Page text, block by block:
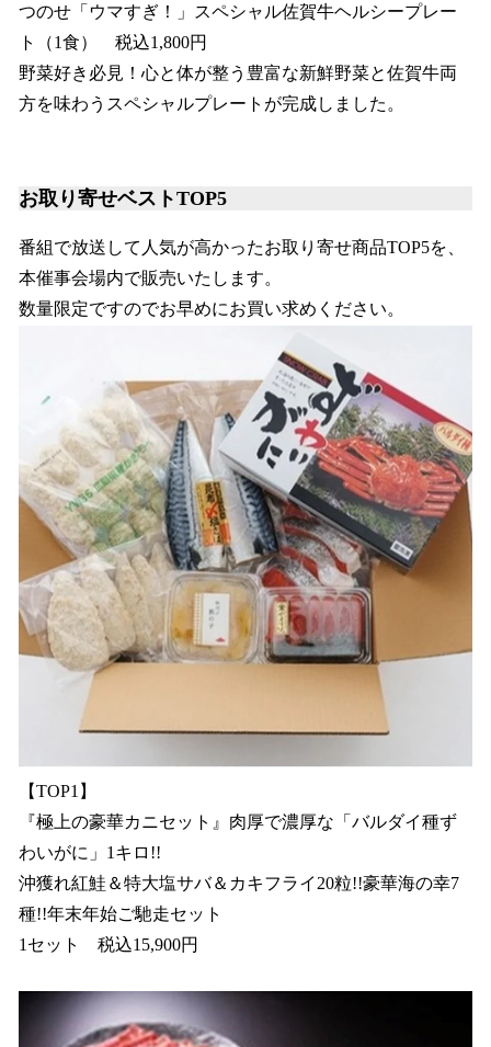
つのせ「ウマすぎ！」スペシャル佐賀牛ヘルシープレー
ト（1食） 税込1,800円
野菜好き必見！心と体が整う豊富な新鮮野菜と佐賀牛両
方を味わうスペシャルプレートが完成しました。
お取り寄せベストTOP5
番組で放送して人気が高かったお取り寄せ商品TOP5を、
本催事会場内で販売いたします。
数量限定ですのでお早めにお買い求めください。
【TOP1】
『極上の豪華カニセット』肉厚で濃厚な「バルダイ種ず
わいがに」1キロ!!
沖獲れ紅鮭＆特大塩サバ＆カキフライ20粒!!豪華海の幸7
種!!年末年始ご馳走セット
1セット 税込15,900円